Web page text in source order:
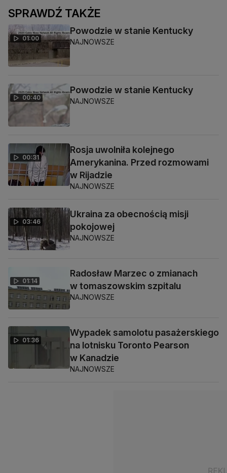
SPRAWDŹ TAKŻE
01:00
Powodzie w stanie Kentucky
NAJNOWSZE
00:40
Powodzie w stanie Kentucky
NAJNOWSZE
00:31
Rosja uwolniła kolejnego
Amerykanina. Przed rozmowami
w Rijadzie
NAJNOWSZE
03:46
Ukraina za obecnością misji
pokojowej
NAJNOWSZE
01:14
Radosław Marzec o zmianach
w tomaszowskim szpitalu
NAJNOWSZE
01:36
Wypadek samolotu pasażerskiego
na lotnisku Toronto Pearson
w Kanadzie
NAJNOWSZE